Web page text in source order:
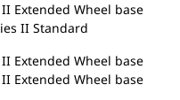
Extended Wheel base
II Standard
Extended Wheel base
Extended Wheel base